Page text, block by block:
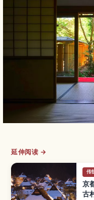
延伸阅读 →
传
京
古